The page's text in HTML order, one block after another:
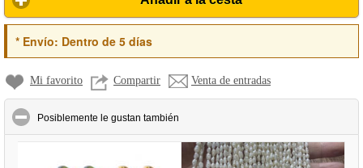
*Envío: Dentro de 5 días
Mi favorito Compartir Venta de entradas
Posiblemente le gustan también